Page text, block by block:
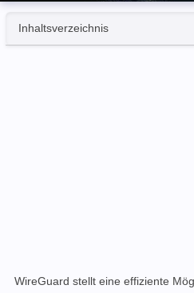
Inhaltsverzeichnis
WireGuard stellt eine effiziente